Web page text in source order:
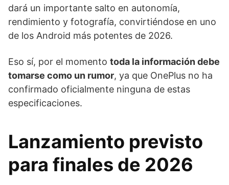
dará un importante salto en autonomía,
rendimiento y fotografía, convirtiéndose en uno
de los Android más potentes de 2026.
Eso sí, por el momento toda la información debe
tomarse como un rumor, ya que OnePlus no ha
confirmado oficialmente ninguna de estas
especificaciones.
Lanzamiento previsto
para finales de 2026